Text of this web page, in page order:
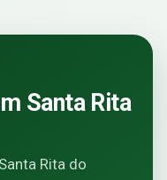
Santa Rita
Rita do